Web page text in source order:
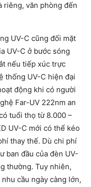
riêng, văn phòng đến
UV-C cũng đối mặt
UV-C ở bước sóng
nếu tiếp xúc trực
thống UV-C hiện đại
động khi có người
Far-UV 222nm an
tuổi thọ từ 8.000 –
UV-C mới có thể kéo
thay thế. Dù chi phí
ban đầu của đèn UV-
thường. Tuy nhiên,
cầu ngày càng lớn,